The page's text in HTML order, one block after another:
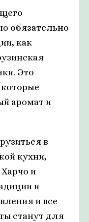
обязательно
как
Это
аромат и
в
кухни,
и
и
и все
станут для